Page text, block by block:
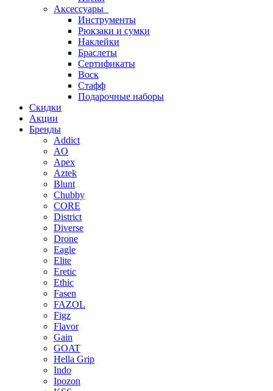
Аксессуары
Инструменты
Рюкзаки и сумки
Наклейки
Браслеты
Сертификаты
Воск
Стафф
Подарочные наборы
Скидки
Акции
Бренды
Addict
AO
Apex
Aztek
Blunt
Chubby
CORE
District
Diverse
Drone
Eagle
Elite
Eretic
Ethic
Fasen
FAZOL
Figz
Flavor
Gain
GOAT
Hella Grip
Indo
Ipozon